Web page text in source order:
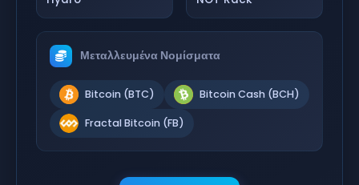
Μεταλλευμένα Νομίσματα
Bitcoin (BTC) Bitcoin Cash (BCH)
Fractal Bitcoin (FB)